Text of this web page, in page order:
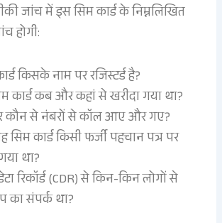
जांच में इस सिम कार्ड के निम्नलिखित
होगी:
किसके नाम पर रजिस्टर्ड है?
कार्ड कब और कहां से खरीदा गया था?
कौन से नंबरों से कॉल आए और गए?
सिम कार्ड किसी फर्जी पहचान पत्र पर
था?
रिकॉर्ड (CDR) से किन-किन लोगों से
संपर्क था?